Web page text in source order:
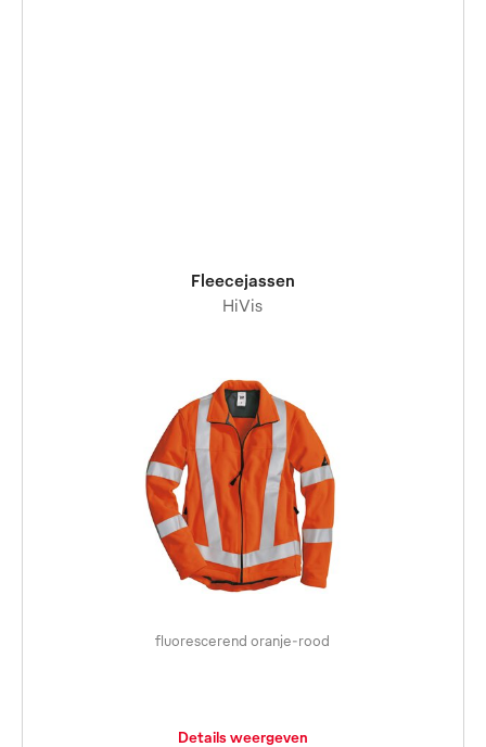
Fleecejassen
HiVis
fluorescerend oranje-rood
Details weergeven